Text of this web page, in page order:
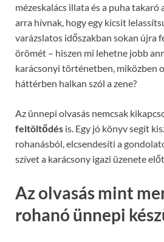
mézeskalács illata és a puha takaró
arra hívnak, hogy egy kicsit
varázslatos időszakban sokan újra
örömét – hiszen mi lehetne jobb
karácsonyi történetben, miközben
háttérben halkan szól a zene?
Az ünnepi olvasás nemcsak
feltöltődés is. Egy jó könyv segít
rohanásból, elcsendesíti a
szívet a karácsony igazi üzenete
Az olvasás mint
rohanó ünnepi